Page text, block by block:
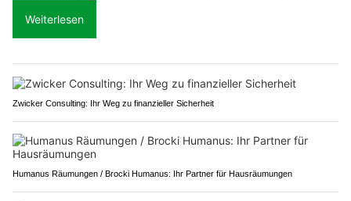
Weiterlesen
Zwicker Consulting: Ihr Weg zu finanzieller Sicherheit
Humanus Räumungen / Brocki Humanus: Ihr Partner für Hausräumungen